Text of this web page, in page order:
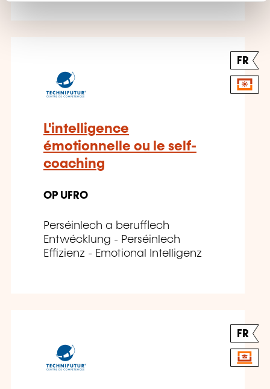
FR
L'intelligence
émotionnelle ou le self-
coaching
OP UFRO
Perséinlech a berufflech
Entwécklung - Perséinlech
Effizienz - Emotional Intelligenz
FR